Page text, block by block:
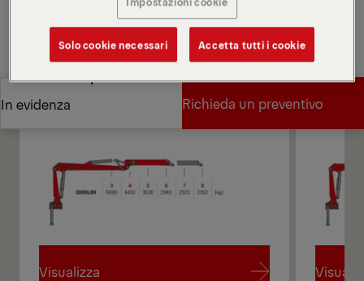
Richieda un preventivo
Trovi un partner commerciale
Trovi un partner commerciale
In evidenza
Richieda un preventivo
Diagrammi
Visualizza
Solo cookie necessari Accetta tutti i cookie